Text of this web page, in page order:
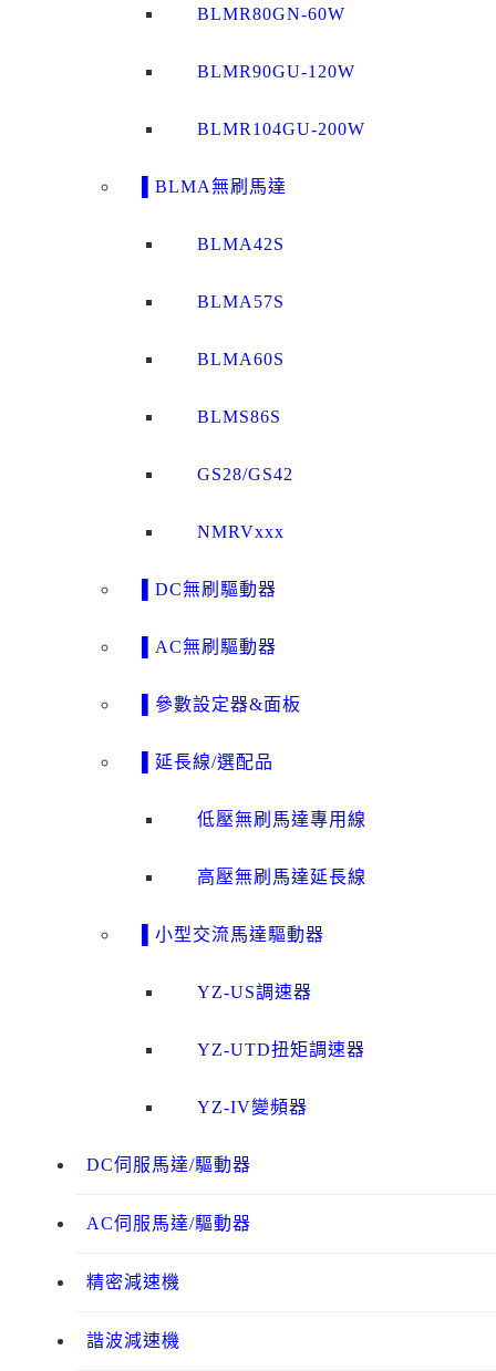
BLMR80GN-60W
BLMR90GU-120W
BLMR104GU-200W
▌BLMA無刷馬達
BLMA42S
BLMA57S
BLMA60S
BLMS86S
GS28/GS42
NMRVxxx
▌DC無刷驅動器
▌AC無刷驅動器
▌參數設定器&面板
▌延長線/選配品
低壓無刷馬達專用線
高壓無刷馬達延長線
▌小型交流馬達驅動器
YZ-US調速器
YZ-UTD扭矩調速器
YZ-IV變頻器
DC伺服馬達/驅動器
AC伺服馬達/驅動器
精密減速機
諧波減速機